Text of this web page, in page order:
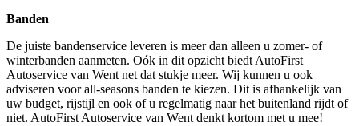
Banden
De juiste bandenservice leveren is meer dan alleen u zomer- of
winterbanden aanmeten. Oók in dit opzicht biedt AutoFirst
Autoservice van Went net dat stukje meer. Wij kunnen u ook
adviseren voor all-seasons banden te kiezen. Dit is afhankelijk van
uw budget, rijstijl en ook of u regelmatig naar het buitenland rijdt of
niet. AutoFirst Autoservice van Went denkt kortom met u mee!